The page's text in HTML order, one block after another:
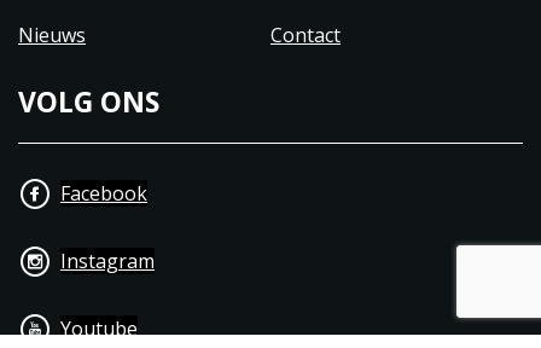
Nieuws
Contact
VOLG ONS
Facebook
Instagram
Youtube